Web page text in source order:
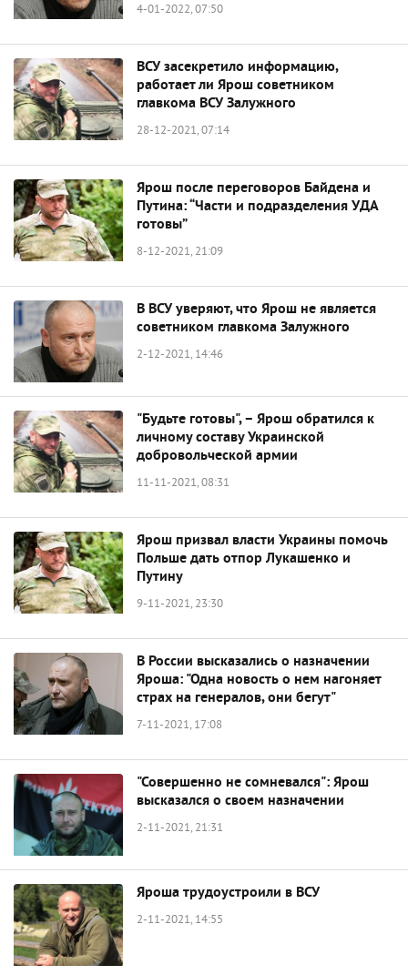
4-01-2022, 07:50
ВСУ засекретило информацию,
работает ли Ярош советником
главкома ВСУ Залужного
28-12-2021, 07:14
​Ярош после переговоров Байдена и
Путина: “Части и подразделения УДА
готовы”
8-12-2021, 21:09
В ВСУ уверяют, что Ярош не является
советником главкома Залужного
2-12-2021, 14:46
"Будьте готовы", – Ярош обратился к
личному составу Украинской
добровольческой армии
11-11-2021, 08:31
Ярош призвал власти Украины помочь
Польше дать отпор Лукашенко и
Путину
9-11-2021, 23:30
В России высказались о назначении
Яроша: "Одна новость о нем нагоняет
страх на генералов, они бегут"
7-11-2021, 17:08
"Совершенно не сомневался": Ярош
высказался о своем назначении
2-11-2021, 21:31
Яроша трудоустроили в ВСУ
2-11-2021, 14:55